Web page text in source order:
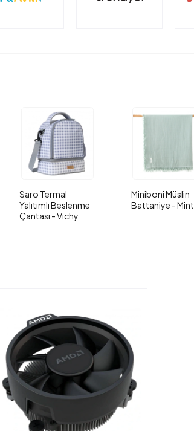
Saro Termal
Yalıtımlı Beslenme
Çantası - Vichy
Miniboni Müslin
Battaniye - Mint